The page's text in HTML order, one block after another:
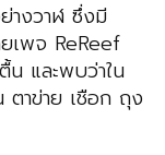
างวาฬ ซึ่งมี
เพจ ReReef
น และพบว่าใน
ตาข่าย เชือก ถุง